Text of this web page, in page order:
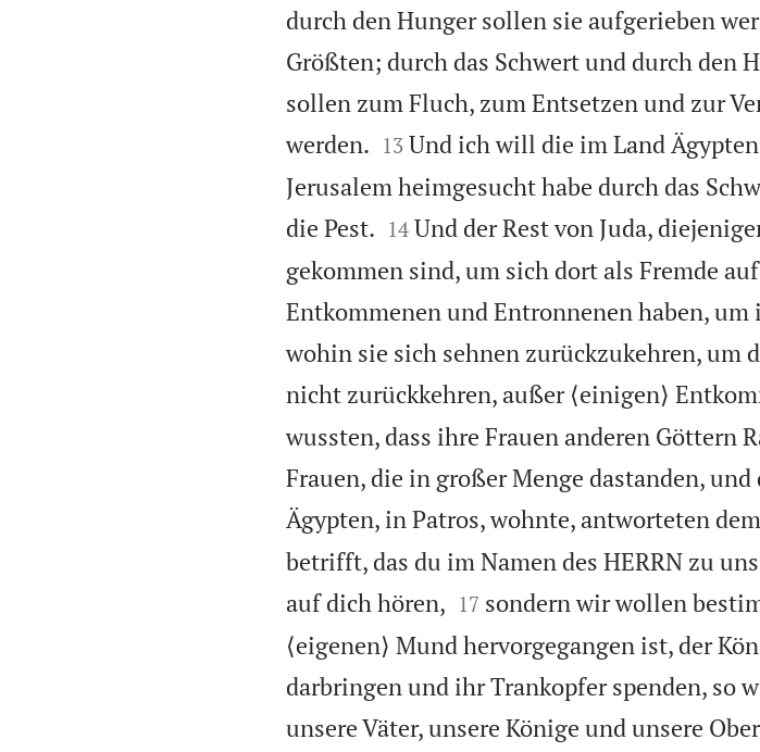
durch den Hunger sollen sie aufgerieben
Größten; durch das Schwert und durch den
sollen zum Fluch, zum Entsetzen und zur
werden.
13 Und ich will die im Land
Jerusalem heimgesucht habe durch das
die Pest.
14 Und der Rest von Juda,
gekommen sind, um sich dort als Fremde
Entkommenen und Entronnenen haben, um
wohin sie sich sehnen zurückzukehren, um
nicht zurückkehren, außer ⟨einigen⟩
wussten, dass ihre Frauen anderen Göttern
Frauen, die in großer Menge dastanden, und
Ägypten, in Patros, wohnte, antworteten
betrifft, das du im Namen des HERRN zu
auf dich hören,
17 sondern wir wollen
⟨eigenen⟩ Mund hervorgegangen ist, der
darbringen und ihr Trankopfer spenden, so
unsere Väter, unsere Könige und unsere